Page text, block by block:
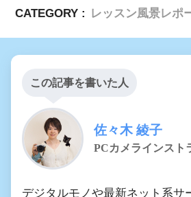
CATEGORY : レッスン風景レポ
この記事を書いた人
佐々木 綾子
PCカメラインスト
デジタルモノや最新ネット系サ